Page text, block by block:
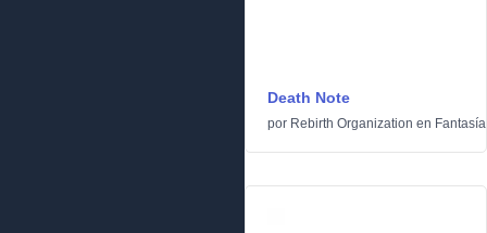
Death Note
por Rebirth Organization en Fantasía